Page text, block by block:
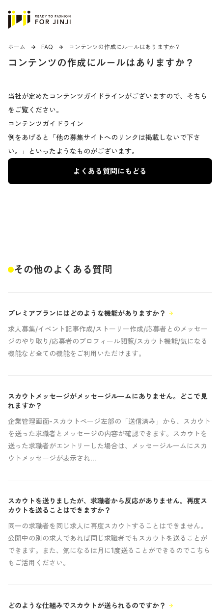
ホーム arrow_forward FAQ arrow_forward コンテンツの作成にルールはありますか？
コンテンツの作成にルールはありますか？
当社が定めたコンテンツガイドラインがございますので、そちら
をご覧ください。
コンテンツガイドライン
例をあげると「他の募集サイトへのリンクは掲載しないで下さ
い。」といったようなものがございます。
よくある質問にもどる
その他のよくある質問
プレミアプランにはどのような機能がありますか？ arrow_forward
求人募集/イベント記事作成/ストーリー作成/応募者とのメッセー
ジのやり取り/応募者のプロフィール閲覧/スカウト機能/気になる
機能など全ての機能をご利用いただけます。
スカウトメッセージがメッセージルームにありません。どこで見
れますか？
企業管理画面-スカウトページ左部の「送信済み」から、スカウト
を送った求職者とメッセージの内容が確認できます。スカウトを
送った求職者がエントリーした場合は、メッセージルームにスカ
ウトメッセージが表示され...
スカウトを送りましたが、求職者から反応がありません。再度ス
カウトを送ることはできますか？
同一の求職者を同じ求人に再度スカウトすることはできません。
公開中の別の求人であれば同じ求職者でもスカウトを送ることが
できます。また、気になるは月に1度送ることができるのでこちら
もご活用ください。
どのような仕組みでスカウトが送られるのですか？ arrow_forward